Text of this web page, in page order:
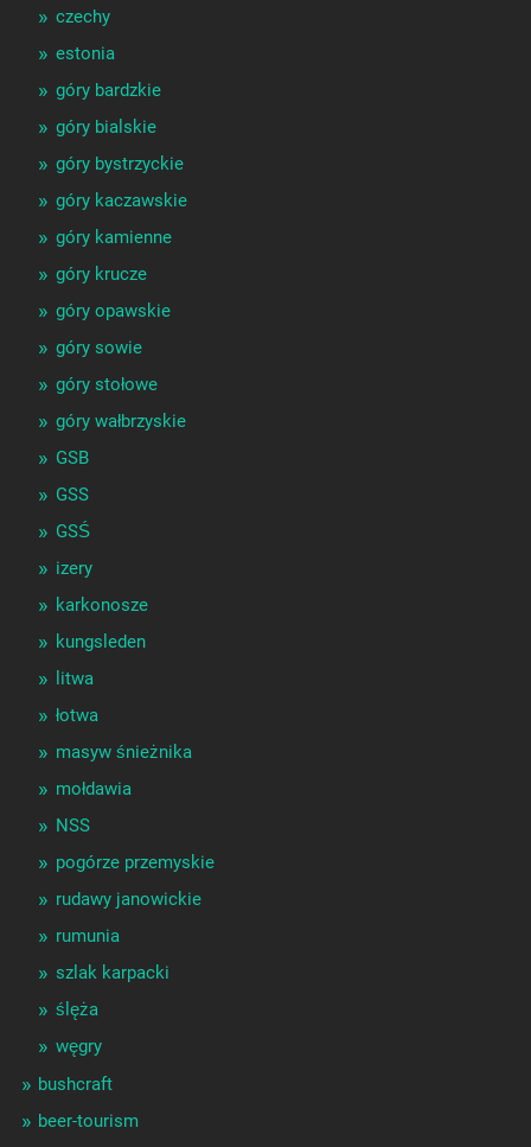
czechy
estonia
góry bardzkie
góry bialskie
góry bystrzyckie
góry kaczawskie
góry kamienne
góry krucze
góry opawskie
góry sowie
góry stołowe
góry wałbrzyskie
GSB
GSS
GSŚ
izery
karkonosze
kungsleden
litwa
łotwa
masyw śnieżnika
mołdawia
NSS
pogórze przemyskie
rudawy janowickie
rumunia
szlak karpacki
ślęża
węgry
bushcraft
beer-tourism